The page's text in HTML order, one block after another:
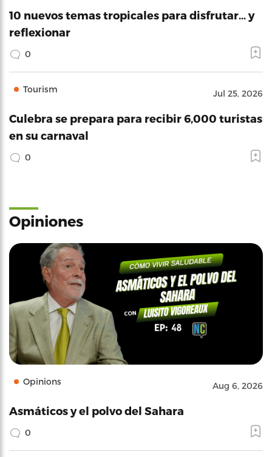
10 nuevos temas tropicales para disfrutar… y
reflexionar
0
Tourism Jul 25, 2026
Culebra se prepara para recibir 6,000 turistas
en su carnaval
0
Opiniones
Opinions Aug 6, 2026
Asmáticos y el polvo del Sahara
0